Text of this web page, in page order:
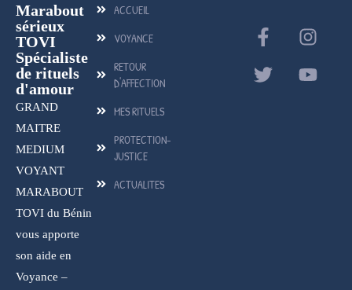
Marabout
sérieux
TOVI
Spécialiste
de rituels
d'amour
GRAND
MAITRE
MEDIUM
VOYANT
MARABOUT
TOVI du Bénin
vous apporte
son aide en
Voyance –
ACCUEIL
VOYANCE
RETOUR
D'AFFECTION
MES RITUELS
PROTECTION-
JUSTICE
ACTUALITES